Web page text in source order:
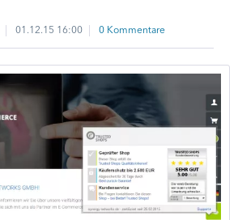
01.12.15 16:00 0 Kommentare